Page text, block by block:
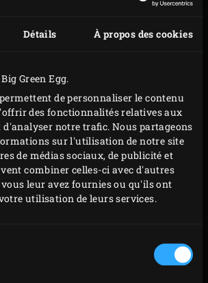
Détails À propos des cookies
Green Egg.
de personnaliser le contenu
des fonctionnalités relatives aux
d'analyser notre trafic. Nous partageons
sur l'utilisation de notre site
de médias sociaux, de publicité et
combiner celles-ci avec d'autres
leur avez fournies ou qu'ils ont
utilisation de leurs services.
de l’EGG et attendez que le
pancetta et les rondelles d’échalote et
Incorporez le jarret de sanglier
dorer de chaque côté.
les carottes, le gingembre, le céleri-
de poivre, le bâtonnet de cannelle,
et les branches de thym. Mélangez
arrosez de bière. Rabattez le couvercle
bouillir le jus.
sur la grille, rabattez le couvercle de